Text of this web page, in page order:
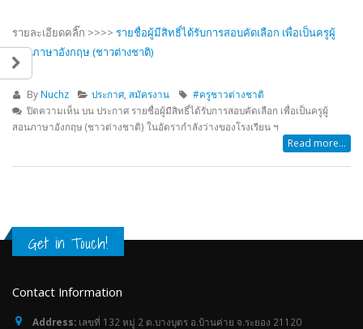
รายละเอียดคลิ๊ก >>>> รายชื่อผู้มีสิทธิ์ได้รับการสอบคัดเลือก เพื่อเป็นครูผู้
สอนภาษาอังกฤษ (ชาวต่างชาติ)
By Nuchz ประกาศ ,สมัครงาน
#ครูชาวต่างชาติ
ปิดความเห็นบน ประกาศ รายชื่อผู้มีสิทธิ์ได้รับการสอบคัดเลือก เพื่อเป็นครูผู้
สอนภาษาอังกฤษ (ชาวต่างชาติ) ในอัตรากำลังว่างของโรงเรียน ฯ
Read more...
Get in Touch!
Contact Information
Address: เลขที่ 132 หมู่ 2 ต.บางบุตร อ.บ้านค่าย จ.ระยอง 21120